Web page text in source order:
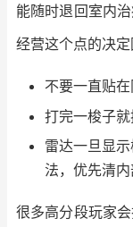
能随时退回室内治
经营这个点的决定
不要一直贴在
打完一梭子就
雷达一旦显
法，优先清内
很多高分段玩家